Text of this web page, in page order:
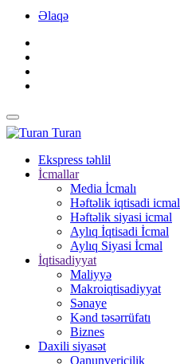
Əlaqə
Turan
Ekspress təhlil
İcmallar
Media İcmalı
Həftəlik iqtisadi icmal
Həftəlik siyasi icmal
Aylıq İqtisadi İcmal
Aylıq Siyasi İcmal
İqtisadiyyat
Maliyyə
Makroiqtisadiyyat
Sənaye
Kənd təsərrüfatı
Biznes
Daxili siyasət
Qanunvericilik